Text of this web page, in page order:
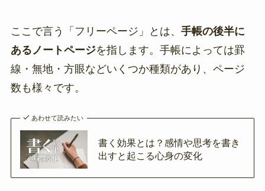
ここで言う「フリーページ」とは、 手帳の後半に
あるノートページを指します。手帳によっては罫
線・無地・方眼などいくつか種類があり、ページ
数も様々です。
あわせて読みたい
書く効果とは？感情や思考を書き
出すと起こる心身の変化